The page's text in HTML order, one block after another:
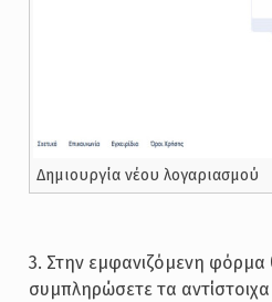
Δημιουργία νέου λογαριασμού
3. Στην εμφανιζόμενη φόρμα
συμπληρώσετε τα αντίστοιχα